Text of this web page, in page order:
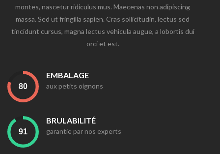
montes, nascetur ridiculus mus. Maecenas non adipiscing
massa. Sed ut fringilla sapien. Cras sollicitudin, lectus sed
tincidunt cursus, magna lectus vehicula augue, a lobortis dui
orci et est.
EMBALAGE
aux petits oignons
BRULABILITÉ
garantie par nos experts